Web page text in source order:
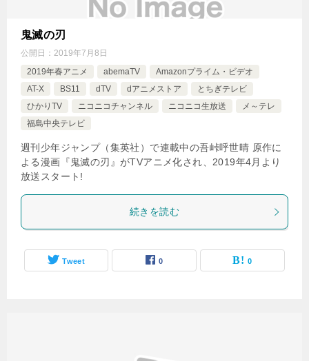
鬼滅の刃
公開日： 2019年7月8日
2019年春アニメ
abemaTV
Amazonプライム・ビデオ
AT-X
BS11 dTV dアニメストア
とちぎテレビ
ひかりTV
ニコニコチャンネル ニコニコ生放送
メ～テレ
福島中央テレビ
週刊少年ジャンプ（集英社）で連載中の吾峠呼世晴 原作に
よる漫画『鬼滅の刃』がTVアニメ化され、2019年4月より
放送スタート!
続きを読む
Tweet 0 0